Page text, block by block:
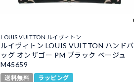
LOUIS VUITTON ルイヴィトン
ルイヴィトン LOUIS VUITTON ハンドバ
ッグ オンザゴー PM ブラック ベージュ
M45659
送料無料 ラッピング